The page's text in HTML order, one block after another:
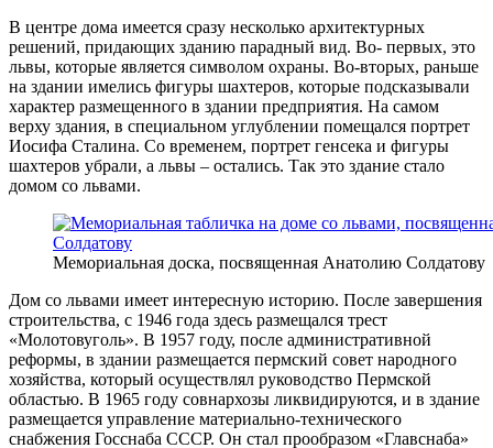
В центре дома имеется сразу несколько архитектурных
решений, придающих зданию парадный вид. Во- первых, это
львы, которые является символом охраны. Во-вторых, раньше
на здании имелись фигуры шахтеров, которые подсказывали
характер размещенного в здании предприятия. На самом
верху здания, в специальном углублении помещался портрет
Иосифа Сталина. Со временем, портрет генсека и фигуры
шахтеров убрали, а львы – остались. Так это здание стало
домом со львами.
Мемориальная доска, посвященная Анатолию Солдатову
Дом со львами имеет интересную историю. После завершения
строительства, с 1946 года здесь размещался трест
«Молотовуголь». В 1957 году, после административной
реформы, в здании размещается пермский совет народного
хозяйства, который осуществлял руководство Пермской
областью. В 1965 году совнархозы ликвидируются, и в здание
размещается управление материально-технического
снабжения Госснаба СССР. Он стал прообразом «Главснаба»